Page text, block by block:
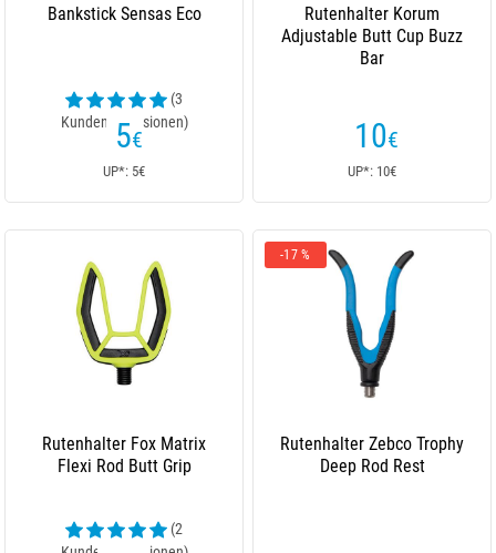
Bankstick Sensas Eco
(3
Kundenrezensionen)
5€
UP*: 5€
Rutenhalter Korum
Adjustable Butt Cup Buzz
Bar
10€
UP*: 10€
Rutenhalter Fox Matrix
Flexi Rod Butt Grip
(2
-17 %
Rutenhalter Zebco Trophy
Deep Rod Rest